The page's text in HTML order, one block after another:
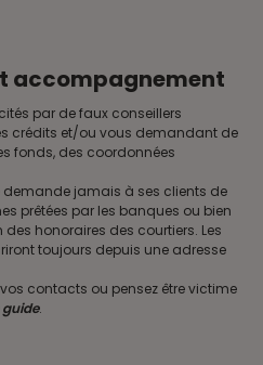
accompagnement
par de faux conseillers
crédits et/ou vous demandant de
fonds, des coordonnées
demande jamais à ses clients de
prêtées par les banques ou bien
honoraires des courtiers. Les
toujours depuis une adresse
contacts ou pensez être victime
.